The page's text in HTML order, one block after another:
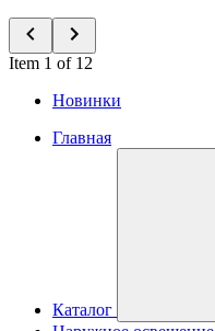
Item 1 of 12
Новинки
Главная
Каталог